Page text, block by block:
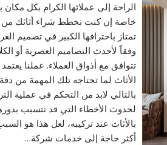
الراحة إلى عملائها الكرام بكل مكان
خاصة إن كنت تخطط شراء أثاثك من
تمتاز باحترافها الكبير في تصميم
وفقاً لأحدث التصاميم العصرية أو
تتوافق مع أذواق العملاء. عملنا
الأثاث لما تحتاجه تلك المهمة من دقة
بالتالي لابد من التحكم في عملية
لحدوث الأخطاء التي قد تتسبب
بالأثاث عند تركيبه، لعل هذا هو
أكثر حاجة إلى خدمات شركة…